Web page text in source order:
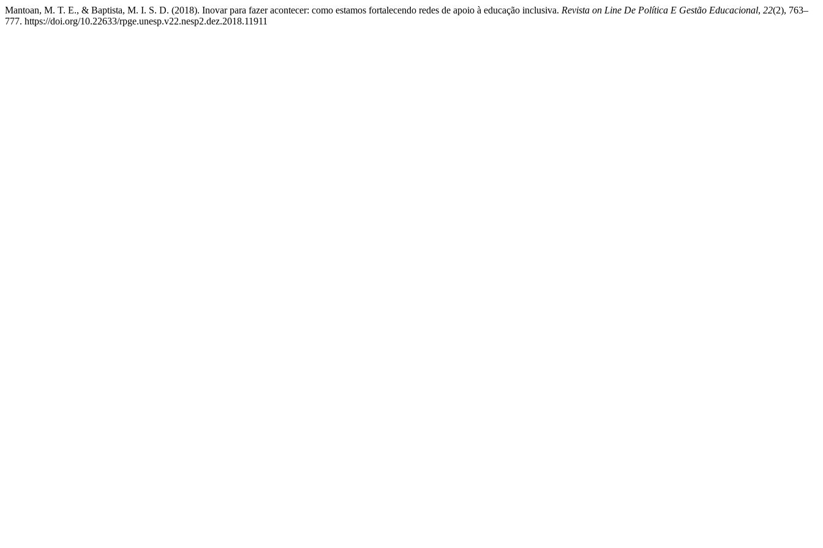
Mantoan, M. T. E., & Baptista, M. I. S. D. (2018). Inovar para fazer acontecer: como estamos fortalecendo redes de apoio à educação inclusiva. Revista on Line De Política E Gestão Educacional, 22(2), 763–
777. https://doi.org/10.22633/rpge.unesp.v22.nesp2.dez.2018.11911